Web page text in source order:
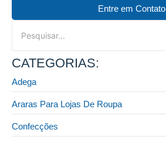
Entre em Contato
CATEGORIAS:
Adega
Araras Para Lojas De Roupa
Confecções